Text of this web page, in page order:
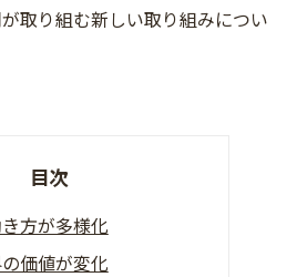
が取り組む新しい取り組みについ
目次
方が多様化
価値が変化